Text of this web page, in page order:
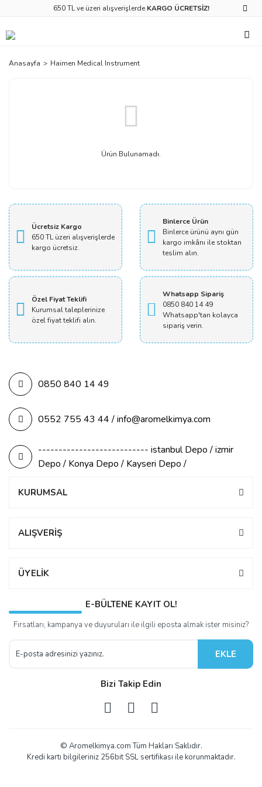
650 TL ve üzeri alışverişlerde KARGO ÜCRETSİZ!
Anasayfa Haimen Medical Instrument
Ürün Bulunamadı.
Ücretsiz Kargo
650 TL üzeri alışverişlerde
kargo ücretsiz.
Binlerce Ürün
Binlerce ürünü aynı gün
kargo imkânı ile stoktan
teslim alın.
Özel Fiyat Teklifi
Kurumsal taleplerinize
özel fiyat teklifi alın.
Whatsapp Sipariş
0850 840 14 49
Whatsapp'tan kolayca
sipariş verin.
0850 840 14 49
0552 755 43 44 / info@aromelkimya.com
--------------------------- istanbul Depo / izmir
Depo / Konya Depo / Kayseri Depo /
KURUMSAL
ALIŞVERİŞ
ÜYELİK
E-BÜLTENE KAYIT OL!
Fırsatları, kampanya ve duyuruları ile ilgili eposta almak ister misiniz?
EKLE
Bizi Takip Edin
© Aromelkimya.com Tüm Hakları Saklıdır.
Kredi kartı bilgileriniz 256bit SSL sertifikası ile korunmaktadır.